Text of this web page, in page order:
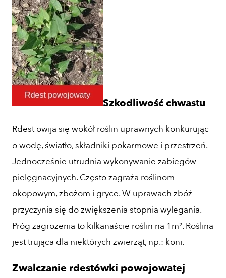
Szkodliwość chwastu
Rdest owija się wokół roślin uprawnych konkurując
o wodę, światło, składniki pokarmowe i przestrzeń.
Jednocześnie utrudnia wykonywanie zabiegów
pielęgnacyjnych. Często zagraża roślinom
okopowym, zbożom i gryce. W uprawach zbóż
przyczynia się do zwiększenia stopnia wylegania.
Próg zagrożenia to kilkanaście roślin na 1m². Roślina
jest trująca dla niektórych zwierząt, np.: koni.
Zwalczanie rdestówki powojowatej